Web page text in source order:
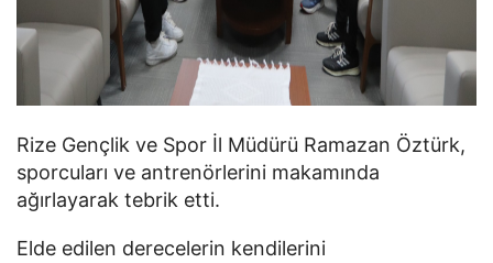
Rize Gençlik ve Spor İl Müdürü Ramazan Öztürk,
sporcuları ve antrenörlerini makamında
ağırlayarak tebrik etti.
Elde edilen derecelerin kendilerini